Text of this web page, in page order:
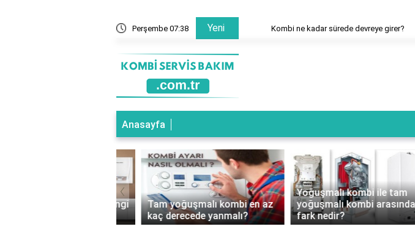
Perşembe 07:38 Yeni Kombi ne kadar sürede devreye girer?
Anasayfa
Tam yoğuşmalı kombi en az
kaç derecede yanmalı?
Yoğuşmalı kombi ile tam
yoğuşmalı kombi arasındaki
fark nedir?
‹